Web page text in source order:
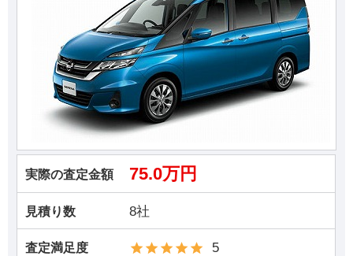
実際の査定金額 75.0万円
見積り数 8社
査定満足度 5